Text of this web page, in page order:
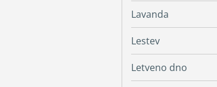
Lavanda
Lestev
Letveno dno